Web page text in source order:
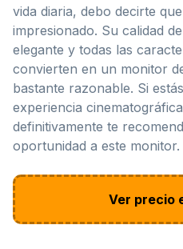
vida diaria, debo decirte
impresionado. Su calidad
elegante y todas las
convierten en un monitor
bastante razonable. Si
experiencia
definitivamente te
oportunidad a este
Ver precio